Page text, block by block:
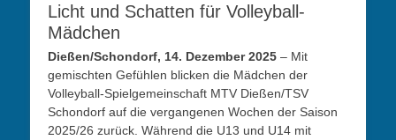
Licht und Schatten für Volleyball-
Mädchen
Dießen/Schondorf, 14. Dezember 2025 – Mit
gemischten Gefühlen blicken die Mädchen der
Volleyball-Spielgemeinschaft MTV Dießen/TSV
Schondorf auf die vergangenen Wochen der Saison
2025/26 zurück. Während die U13 und U14 mit